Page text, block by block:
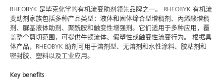
RHEOBYK 是毕克化学的有机流变助剂领先品牌之一。 RHEOBYK 有机流
变助剂家族包括多种产品类型：液体和固体缔合型增稠剂、丙烯酸增稠
剂、脲基液体助剂、聚酰胺和触变性增强剂。它们适用于多种应用，覆
盖整个剪切范围，可提供牛顿流体、假塑性或触变性流变行为。 根据具
体产品，RHEOBYK 助剂可用于溶剂型、无溶剂和水性涂料、胶粘剂和
密封胶、塑料以及工业应用。
Key benefits